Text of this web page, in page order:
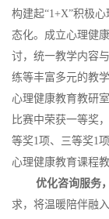
构建起“1+X”积极
态化。成立心理健
讨，统一教学内容
练等丰富多元的教
心理健康教育教研
比赛中荣获一等奖
等奖1项、三等奖1
心理健康教育课程
优化咨询服务
求，将温暖陪伴融